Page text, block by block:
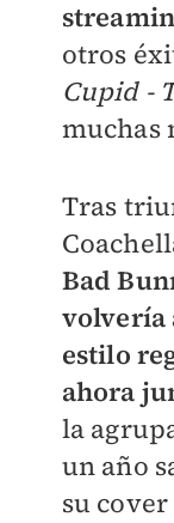
otros
Cupid -
muchas
Tras
Bad
volvería
estilo
ahora
la
un año
su cover